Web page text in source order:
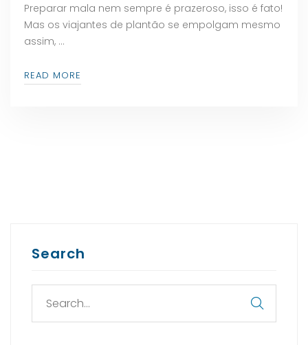
Preparar mala nem sempre é prazeroso, isso é fato!
Mas os viajantes de plantão se empolgam mesmo
assim, …
READ MORE
Search